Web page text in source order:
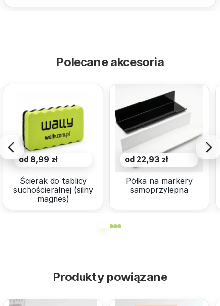
Polecane akcesoria
od 8,99 zł
Ścierak do tablicy
suchościeralnej (silny
magnes)
od 22,93 zł
Półka na markery
samoprzylepna
Produkty powiązane